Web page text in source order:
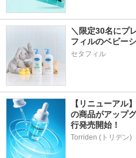
＼限定30名にプ
フィルのベビー
セタフィル
【リニューアル
の商品がアップ
行発売開始！
Torriden (トリデン)